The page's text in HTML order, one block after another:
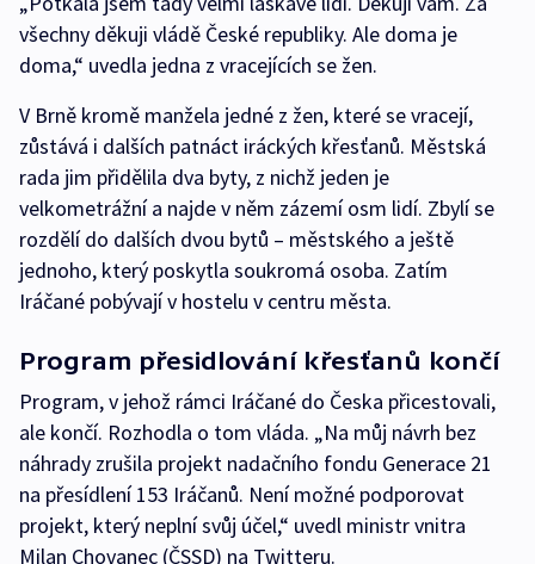
všechny děkuji vládě České republiky. Ale doma je
doma,“ uvedla jedna z vracejících se žen.
V Brně kromě manžela jedné z žen, které se vracejí,
zůstává i dalších patnáct iráckých křesťanů. Městská
rada jim přidělila dva byty, z nichž jeden je
velkometrážní a najde v něm zázemí osm lidí. Zbylí se
rozdělí do dalších dvou bytů – městského a ještě
jednoho, který poskytla soukromá osoba. Zatím
Iráčané pobývají v hostelu v centru města.
Program přesidlování křesťanů končí
Program, v jehož rámci Iráčané do Česka přicestovali,
ale končí. Rozhodla o tom vláda. „Na můj návrh bez
náhrady zrušila projekt nadačního fondu Generace 21
na přesídlení 153 Iráčanů. Není možné podporovat
projekt, který neplní svůj účel,“ uvedl ministr vnitra
Milan Chovanec (ČSSD) na Twitteru.